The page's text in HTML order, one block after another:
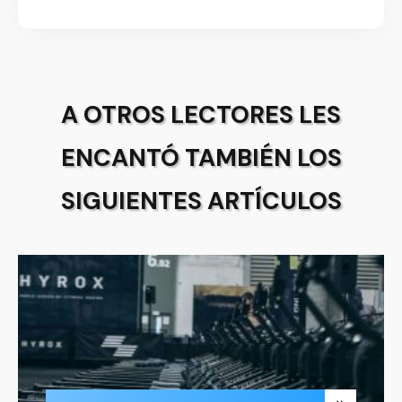
A OTROS LECTORES LES
ENCANTÓ TAMBIÉN LOS
SIGUIENTES ARTÍCULOS